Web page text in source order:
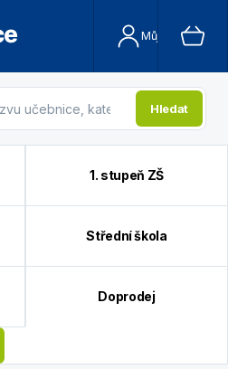
Můj účet
Hledat
1. stupeň ZŠ
Střední škola
Doprodej